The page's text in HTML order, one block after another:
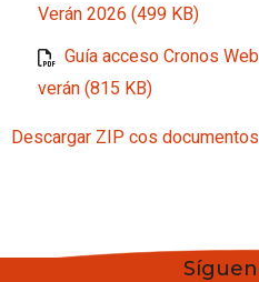
Verán 2026 (499 KB)
Guía acceso Cronos
verán (815 KB)
Descargar ZIP cos